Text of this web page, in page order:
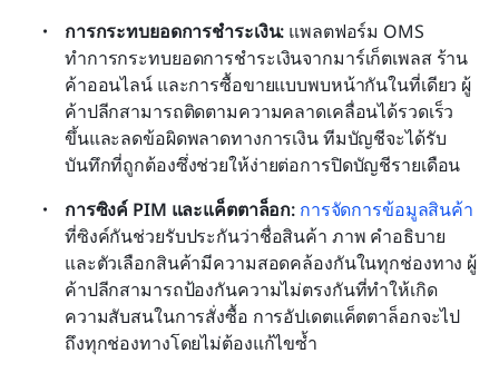
การกระทบยอดการชำระเงิน: แพลตฟอร์ม OMS
ทำการกระทบยอดการชำระเงินจากมาร์เก็ตเพลส ร้าน
ค้าออนไลน์ และการซื้อขายแบบพบหน้ากันในที่เดียว ผู้
ค้าปลีกสามารถติดตามความคลาดเคลื่อนได้รวดเร็ว
ขึ้นและลดข้อผิดพลาดทางการเงิน ทีมบัญชีจะได้รับ
บันทึกที่ถูกต้องซึ่งช่วยให้ง่ายต่อการปิดบัญชีรายเดือน
การซิงค์ PIM และแค็ตตาล็อก: การจัดการข้อมูลสินค้า
ที่ซิงค์กันช่วยรับประกันว่าชื่อสินค้า ภาพ คำอธิบาย
และตัวเลือกสินค้ามีความสอดคล้องกันในทุกช่องทาง ผู้
ค้าปลีกสามารถป้องกันความไม่ตรงกันที่ทำให้เกิด
ความสับสนในการสั่งซื้อ การอัปเดตแค็ตตาล็อกจะไป
ถึงทุกช่องทางโดยไม่ต้องแก้ไขซ้ำ